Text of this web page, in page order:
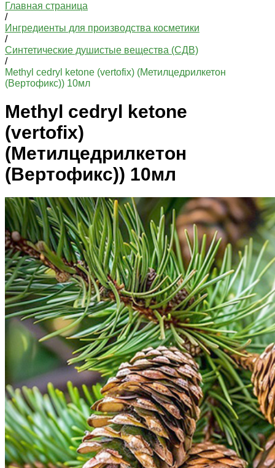
Главная страница
/
Ингредиенты для производства косметики
/
Синтетические душистые вещества (СДВ)
/
Methyl cedryl ketone (vertofix) (Метилцедрилкетон
(Вертофикс)) 10мл
Methyl cedryl ketone
(vertofix)
(Метилцедрилкетон
(Вертофикс)) 10мл